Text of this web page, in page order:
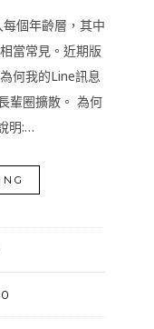
個年齡層，其中
當常見。近期版
何我的Line訊息
輩圈擴散。 為何
明:…